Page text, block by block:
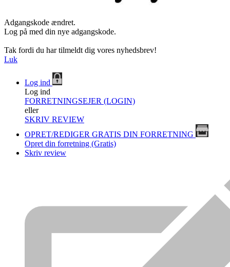
Adgangskode ændret.
Log på med din nye adgangskode.
Tak fordi du har tilmeldt dig vores nyhedsbrev!
Luk
Log ind
Log ind
FORRETNINGSEJER (LOGIN)
eller
SKRIV REVIEW
OPRET/REDIGER GRATIS DIN FORRETNING
Opret din forretning (Gratis)
Skriv review